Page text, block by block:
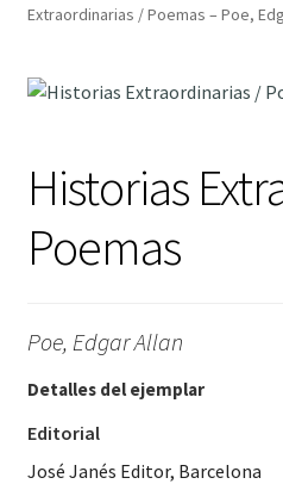
Libros
Extraordinarias / Poemas – Poe,
Historias
Poemas
Poe, Edgar Allan
Detalles del ejemplar
Editorial
José Janés Editor, Barcelona